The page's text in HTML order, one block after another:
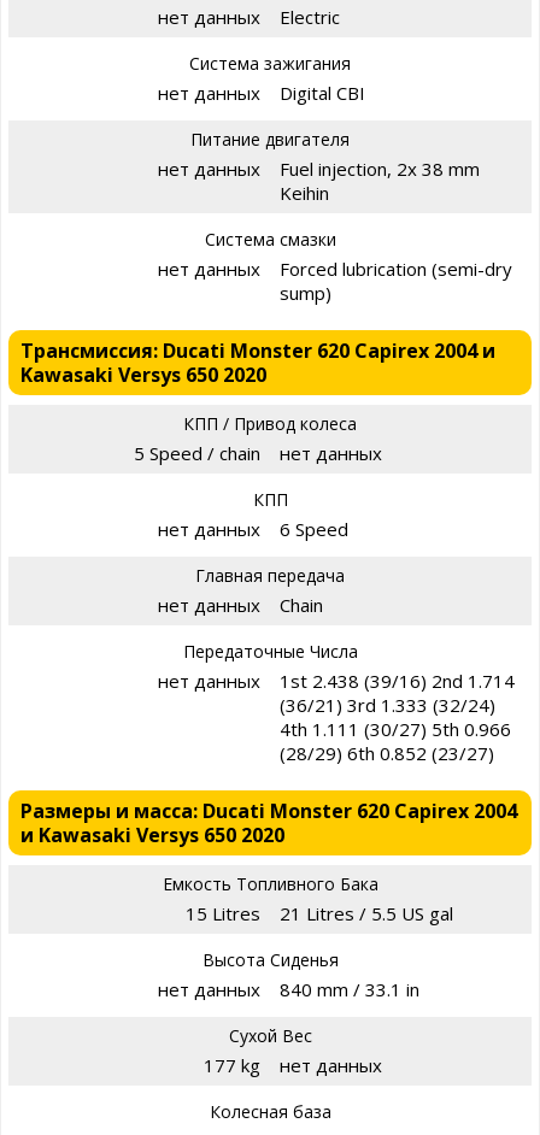
нет данных Electric
Система зажигания
нет данных Digital CBI
Питание двигателя
нет данных
Fuel injection, 2x 38 mm
Keihin
Система смазки
нет данных
Forced lubrication (semi-dry
sump)
Трансмиссия: Ducati Monster 620 Capirex 2004 и
Kawasaki Versys 650 2020
КПП / Привод колеса
5 Speed / chain нет данных
КПП
нет данных 6 Speed
Главная передача
нет данных Chain
Передаточные Числа
нет данных
1st 2.438 (39/16) 2nd 1.714
(36/21) 3rd 1.333 (32/24)
4th 1.111 (30/27) 5th 0.966
(28/29) 6th 0.852 (23/27)
Размеры и масса: Ducati Monster 620 Capirex 2004
и Kawasaki Versys 650 2020
Емкость Топливного Бака
15 Litres 21 Litres / 5.5 US gal
Высота Сиденья
нет данных 840 mm / 33.1 in
Сухой Вес
177 kg нет данных
Колесная база